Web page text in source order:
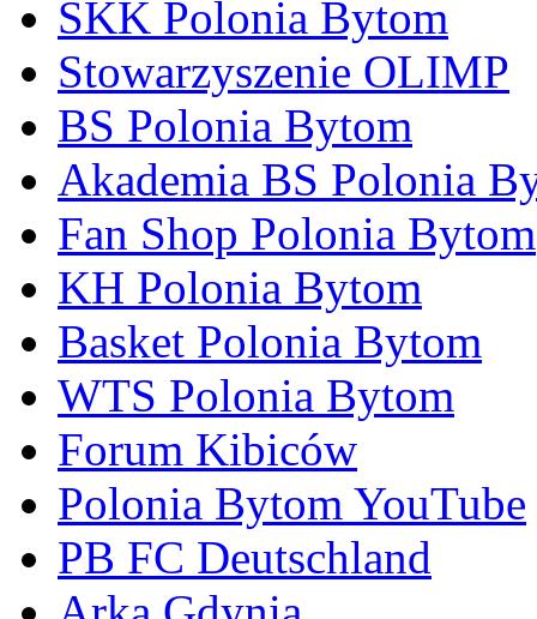
SKK Polonia Bytom
Stowarzyszenie OLIMP
BS Polonia Bytom
Akademia BS Polonia
Fan Shop Polonia Bytom
KH Polonia Bytom
Basket Polonia Bytom
WTS Polonia Bytom
Forum Kibiców
Polonia Bytom YouTube
PB FC Deutschland